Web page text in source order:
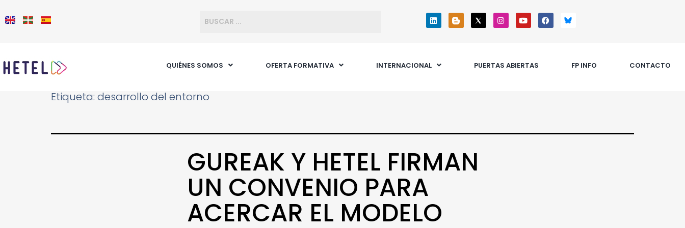
QUIÉNES SOMOS OFERTA FORMATIVA INTERNACIONAL PUERTAS ABIERTAS FP INFO CONTACTO
Etiqueta: desarrollo del entorno
GUREAK Y HETEL FIRMAN
UN CONVENIO PARA
ACERCAR EL MODELO